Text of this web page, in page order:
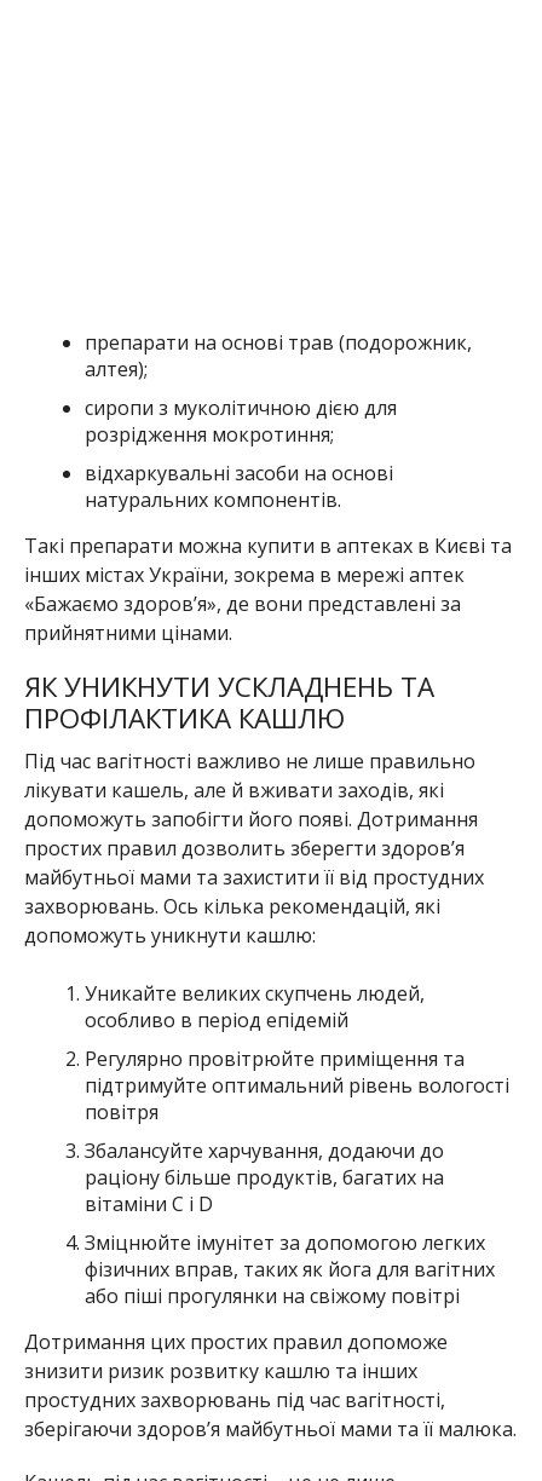
препарати на основі трав (подорожник,
алтея);
сиропи з муколітичною дією для
розрідження мокротиння;
відхаркувальні засоби на основі
натуральних компонентів.
Такі препарати можна купити в аптеках в Києві та
інших містах України, зокрема в мережі аптек
«Бажаємо здоров’я», де вони представлені за
прийнятними цінами.
ЯК УНИКНУТИ УСКЛАДНЕНЬ ТА
ПРОФІЛАКТИКА КАШЛЮ
Під час вагітності важливо не лише правильно
лікувати кашель, але й вживати заходів, які
допоможуть запобігти його появі. Дотримання
простих правил дозволить зберегти здоров’я
майбутньої мами та захистити її від простудних
захворювань. Ось кілька рекомендацій, які
допоможуть уникнути кашлю:
Уникайте великих скупчень людей,
особливо в період епідемій
Регулярно провітрюйте приміщення та
підтримуйте оптимальний рівень вологості
повітря
Збалансуйте харчування, додаючи до
раціону більше продуктів, багатих на
вітаміни С і D
Зміцнюйте імунітет за допомогою легких
фізичних вправ, таких як йога для вагітних
або піші прогулянки на свіжому повітрі
Дотримання цих простих правил допоможе
знизити ризик розвитку кашлю та інших
простудних захворювань під час вагітності,
зберігаючи здоров’я майбутньої мами та її малюка.